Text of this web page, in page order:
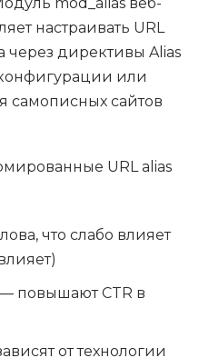
настраивать URL
через директивы Alias
или
самописных сайтов
URL alias
что слабо влияет
повышают CTR в
от технологии